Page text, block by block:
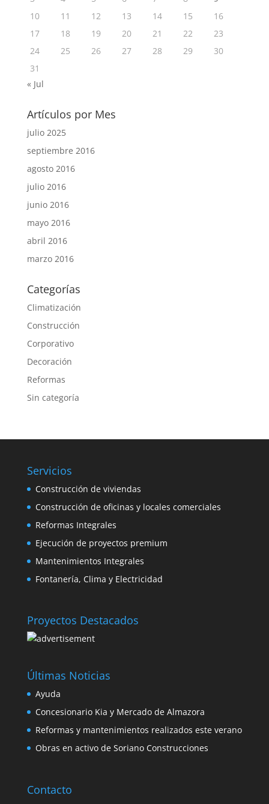
10
11 12 13 14 15
16
17
18 19 20 21 22
23
24
25 26 27 28 29
30
31
« Jul
Artículos por Mes
julio 2025
septiembre 2016
agosto 2016
julio 2016
junio 2016
mayo 2016
abril 2016
marzo 2016
Categorías
Climatización
Construcción
Corporativo
Decoración
Reformas
Sin categoría
Servicios
Construcción de viviendas
Construcción de oficinas y locales comerciales
Reformas Integrales
Ejecución de proyectos premium
Mantenimientos Integrales
Fontanería, Clima y Electricidad
Proyectos Destacados
Últimas Noticias
Ayuda
Concesionario Kia y Mercado de Almazora
Reformas y mantenimientos realizados este verano
Obras en activo de Soriano Construcciones
Contacto